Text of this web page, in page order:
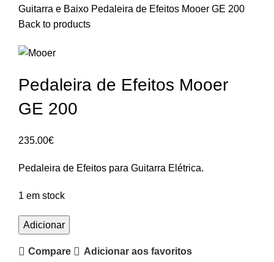
Guitarra e Baixo Pedaleira de Efeitos Mooer GE 200
Back to products
Pedaleira de Efeitos Mooer
GE 200
235.00€
Pedaleira de Efeitos para Guitarra Elétrica.
1 em stock
Quantidade
de
Pedaleira
Adicionar
Compare Adicionar aos favoritos